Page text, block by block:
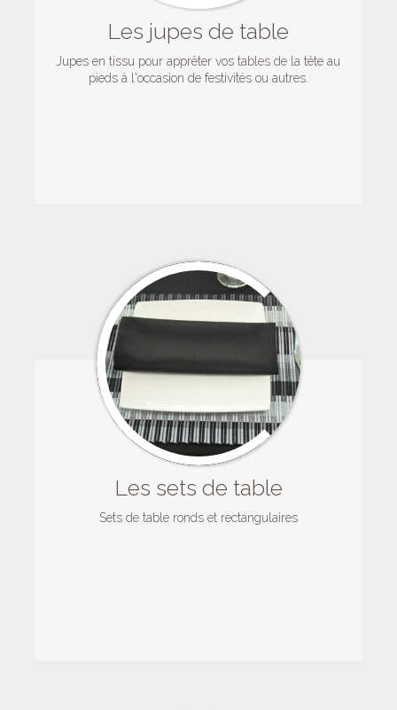
Les jupes de table
Jupes en tissu pour apprêter vos tables de la tête au
pieds à l'occasion de festivités ou autres.
Les sets de table
Sets de table ronds et rectangulaires